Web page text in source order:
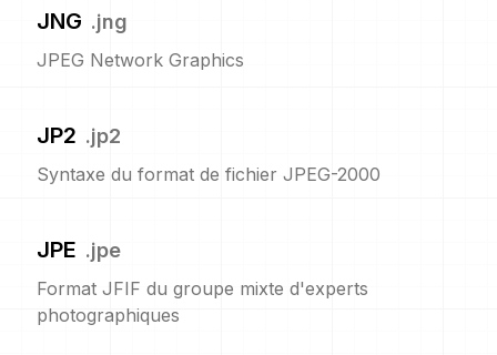
JNG .jng
JPEG Network Graphics
JP2 .jp2
Syntaxe du format de fichier JPEG-2000
JPE .jpe
Format JFIF du groupe mixte d'experts
photographiques